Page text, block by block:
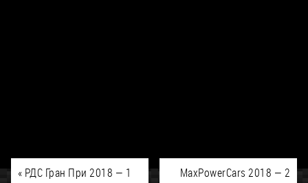
« РДС Гран При 2018 — 1
MaxPowerCars 2018 — 2